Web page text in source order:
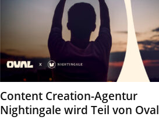
Content Creation-Agentur
Nightingale wird Teil von Oval